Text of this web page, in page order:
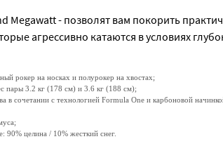
Megawatt - позволят вам покорить
агрессивно катаются в условиях
рокер на носках и полурокер на хвостах;
пары 3.2 кг (178 см) и 3.6 кг (188 см);
в сочетании с технологией Formula One и карбоновой
90% целина / 10% жесткий снег.